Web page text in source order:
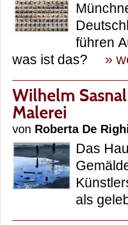
führen
was ist das? »
Wilhelm
Malerei
von Roberta De
Das
als